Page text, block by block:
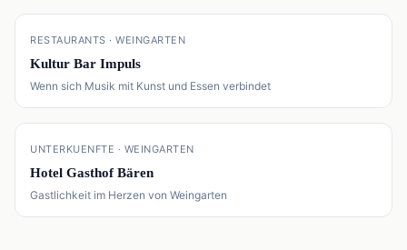
📍
RESTAURANTS · WEINGARTEN
Kultur Bar Impuls
Wenn sich Musik mit Kunst und Essen verbindet
📍
UNTERKUENFTE · WEINGARTEN
Hotel Gasthof Bären
Gastlichkeit im Herzen von Weingarten